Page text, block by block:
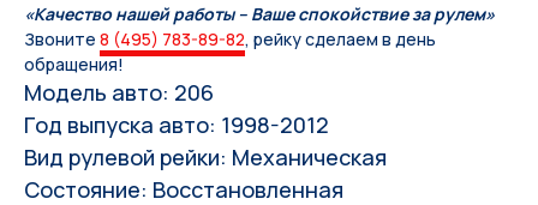
«Качество нашей работы – Ваше спокойствие за рулем»
Звоните 8 (495) 783-89-82, рейку сделаем в день
обращения!
Модель авто: 206
Год выпуска авто: 1998-2012
Вид рулевой рейки: Механическая
Состояние: Восстановленная